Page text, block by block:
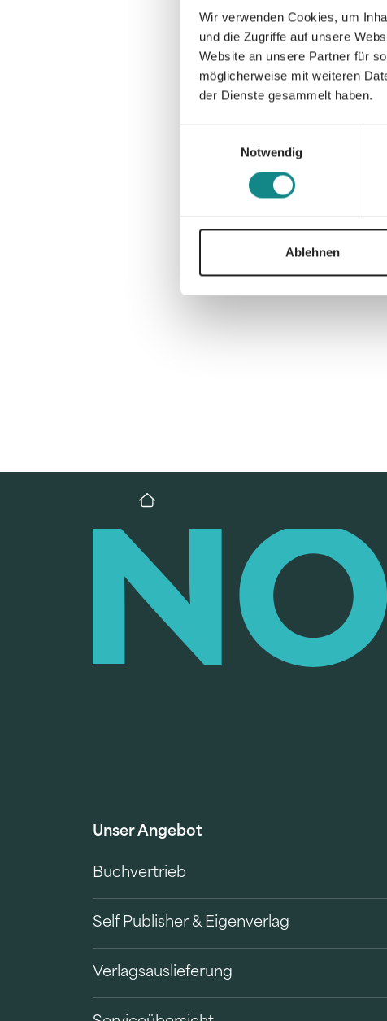
Wir verwenden Cookies, um
und die Zugriffe auf unsere
Website an unsere Partner für
möglicherweise mit weiteren
der Dienste gesammelt haben.
Notwendig
Ablehnen
Unser Angebot
Buchvertrieb
Self Publisher & Eigenverlag
Verlagsauslieferung